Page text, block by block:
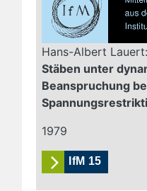
Hans-Albert Lauert:
Stäben unter
Beanspruchung
1979
IfM 15